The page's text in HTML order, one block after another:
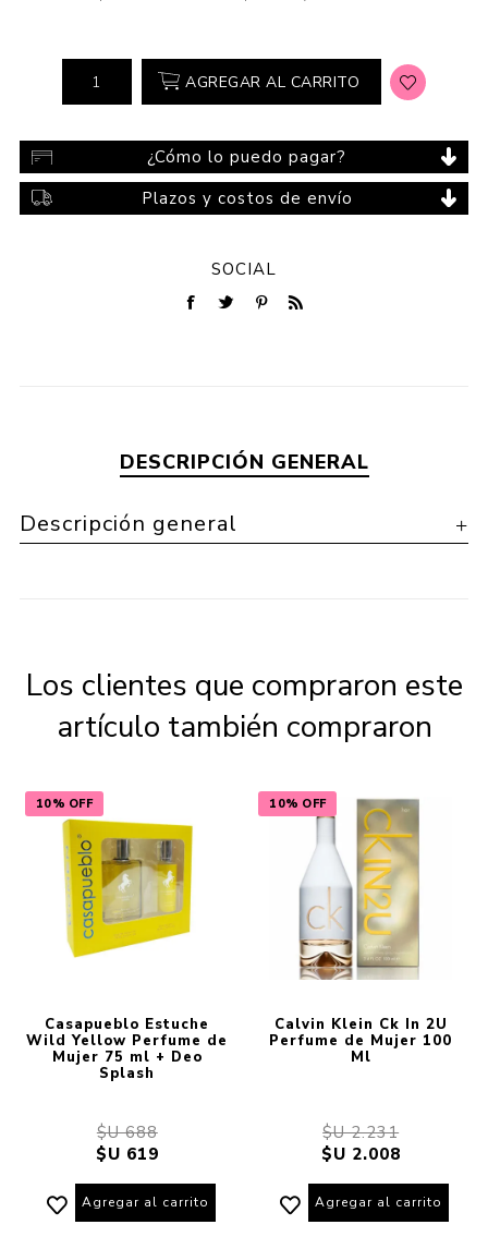
AGREGAR AL CARRITO
¿Cómo lo puedo pagar?
Plazos y costos de envío
SOCIAL
DESCRIPCIÓN GENERAL
Descripción general
Los clientes que compraron este
artículo también compraron
10% OFF
Casapueblo Estuche
Wild Yellow Perfume de
Mujer 75 ml + Deo
Splash
$U 688
$U 619
Agregar al carrito
10% OFF
Calvin Klein Ck In 2U
Perfume de Mujer 100
Ml
$U 2.231
$U 2.008
Agregar al carrito